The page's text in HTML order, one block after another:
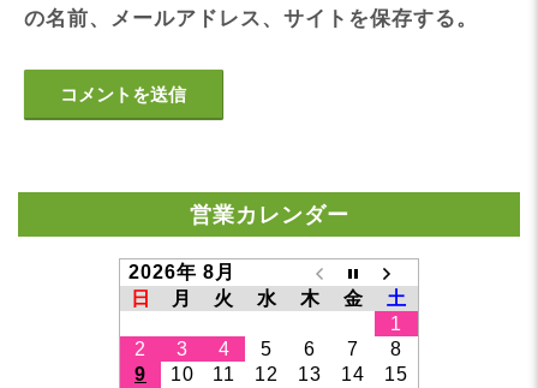
の名前、メールアドレス、サイトを保存する。
営業カレンダー
2026年 8月
日
月 火 水 木 金
土
1
2
3 4 5 6 7
8
9
10 11 12 13 14
15